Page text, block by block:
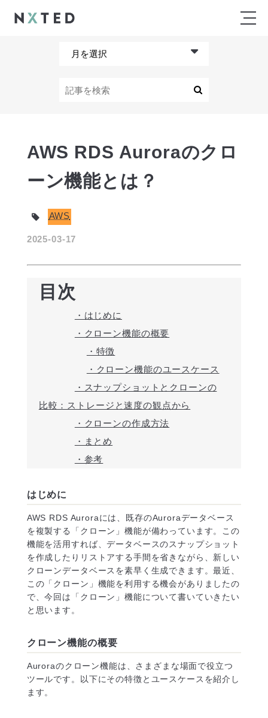
AWS RDS Auroraのクロ
ーン機能とは？
AWS
2025-03-17
目次
・はじめに
・クローン機能の概要
・特徴
・クローン機能のユースケース
・スナップショットとクローンの
比較：ストレージと速度の観点から
・クローンの作成方法
・まとめ
・参考
はじめに
AWS RDS Auroraには、既存のAuroraデータベース
を複製する「クローン」機能が備わっています。この
機能を活用すれば、データベースのスナップショット
を作成したりリストアする手間を省きながら、新しい
クローンデータベースを素早く生成できます。最近、
この「クローン」機能を利用する機会がありましたの
で、今回は「クローン」機能について書いていきたい
と思います。
クローン機能の概要
Auroraのクローン機能は、さまざまな場面で役立つ
ツールです。以下にその特徴とユースケースを紹介し
ます。